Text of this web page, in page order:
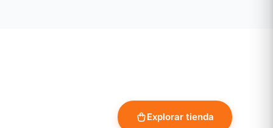
Explorar tienda